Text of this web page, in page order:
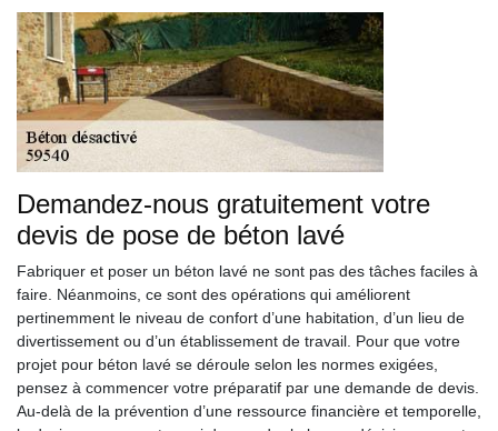
Demandez-nous gratuitement votre
devis de pose de béton lavé
Fabriquer et poser un béton lavé ne sont pas des tâches faciles à
faire. Néanmoins, ce sont des opérations qui améliorent
pertinemment le niveau de confort d’une habitation, d’un lieu de
divertissement ou d’un établissement de travail. Pour que votre
projet pour béton lavé se déroule selon les normes exigées,
pensez à commencer votre préparatif par une demande de devis.
Au-delà de la prévention d’une ressource financière et temporelle,